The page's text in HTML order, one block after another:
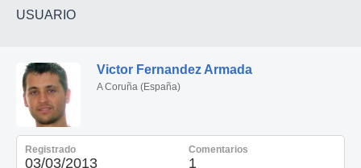
USUARIO
Victor Fernandez Armada
A Coruña (España)
Registrado
03/03/2013
Comentarios
1